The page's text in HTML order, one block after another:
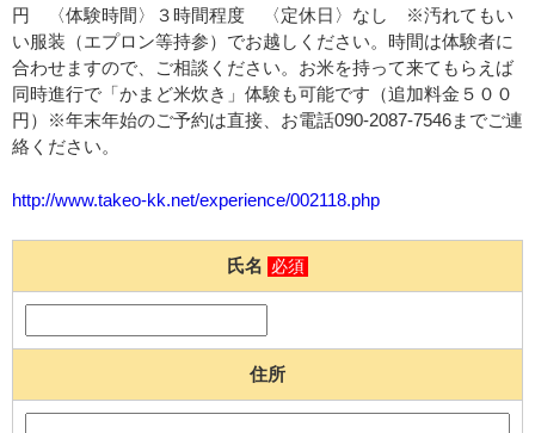
円 〈体験時間〉３時間程度 〈定休日〉なし ※汚れてもい
い服装（エプロン等持参）でお越しください。時間は体験者に
合わせますので、ご相談ください。お米を持って来てもらえば
同時進行で「かまど米炊き」体験も可能です（追加料金５００
円）※年末年始のご予約は直接、お電話090-2087-7546までご連
絡ください。
http://www.takeo-kk.net/experience/002118.php
氏名 必須
住所